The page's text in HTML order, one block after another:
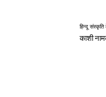
हिन्दू
काशी